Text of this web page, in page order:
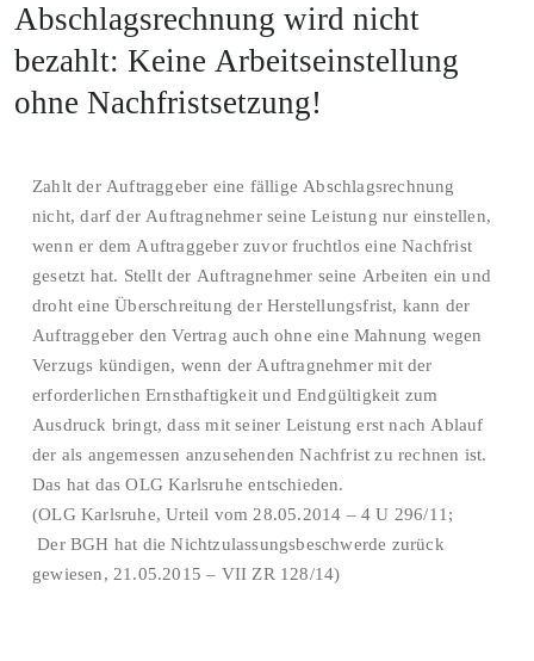
Abschlagsrechnung wird nicht
bezahlt: Keine Arbeitseinstellung
ohne Nachfristsetzung!
Zahlt der Auftraggeber eine fällige Abschlagsrechnung
nicht, darf der Auftragnehmer seine Leistung nur einstellen,
wenn er dem Auftraggeber zuvor fruchtlos eine Nachfrist
gesetzt hat. Stellt der Auftragnehmer seine Arbeiten ein und
droht eine Überschreitung der Herstellungsfrist, kann der
Auftraggeber den Vertrag auch ohne eine Mahnung wegen
Verzugs kündigen, wenn der Auftragnehmer mit der
erforderlichen Ernsthaftigkeit und Endgültigkeit zum
Ausdruck bringt, dass mit seiner Leistung erst nach Ablauf
der als angemessen anzusehenden Nachfrist zu rechnen ist.
Das hat das OLG Karlsruhe entschieden.
(OLG Karlsruhe, Urteil vom 28.05.2014 – 4 U 296/11;
Der BGH hat die Nichtzulassungsbeschwerde zurück
gewiesen, 21.05.2015 – VII ZR 128/14)